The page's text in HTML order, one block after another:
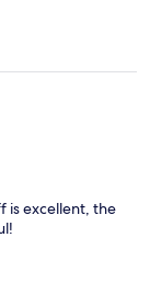
is excellent, the